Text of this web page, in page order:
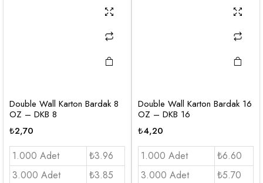
Double Wall Karton Bardak 8
OZ – DKB 8
₺2,70
1.000 Adet
₺3.96
3.000 Adet
₺3.85
Double Wall Karton Bardak 16
OZ – DKB 16
₺4,20
1.000 Adet
₺6.60
3.000 Adet
₺5.70